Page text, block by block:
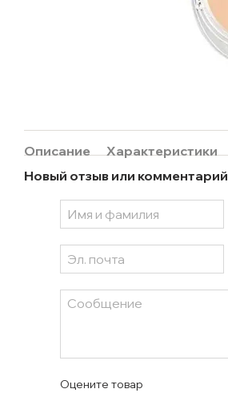
Описание
Характеристики
Новый отзыв или комментарий
Оцените товар